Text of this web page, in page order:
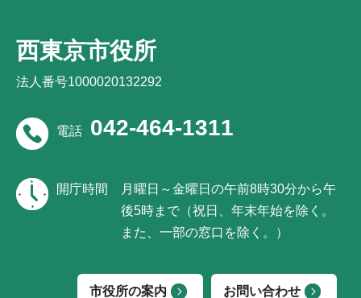
西東京市役所
法人番号1000020132292
電話 042-464-1311
開庁時間
月曜日～金曜日の午前8時30分から午
後5時まで（祝日、年末年始を除く。
また、一部の窓口を除く。）
市役所の案内 お問い合わせ